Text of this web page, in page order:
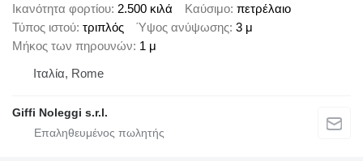
Ικανότητα φορτίου 2.500 κιλά Καύσιμο πετρέλαιο
Τύπος ιστού τριπλός Ύψος ανύψωσης 3 μ
Μήκος των πηρουνών 1 μ
Ιταλία, Rome
Giffi Noleggi s.r.l.